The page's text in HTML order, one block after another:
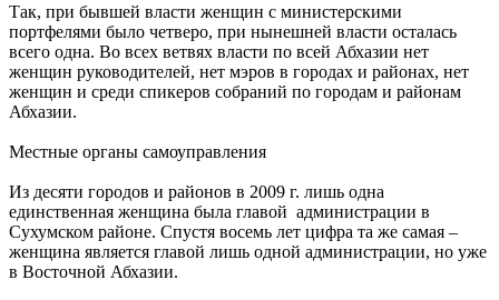
Так, при бывшей власти женщин с министерскими
портфелями было четверо, при нынешней власти осталась
всего одна. Во всех ветвях власти по всей Абхазии нет
женщин руководителей, нет мэров в городах и районах, нет
женщин и среди спикеров собраний по городам и районам
Абхазии.
Местные органы самоуправления
Из десяти городов и районов в 2009 г. лишь одна
единственная женщина была главой администрации в
Сухумском районе. Спустя восемь лет цифра та же самая –
женщина является главой лишь одной администрации, но уже
в Восточной Абхазии.